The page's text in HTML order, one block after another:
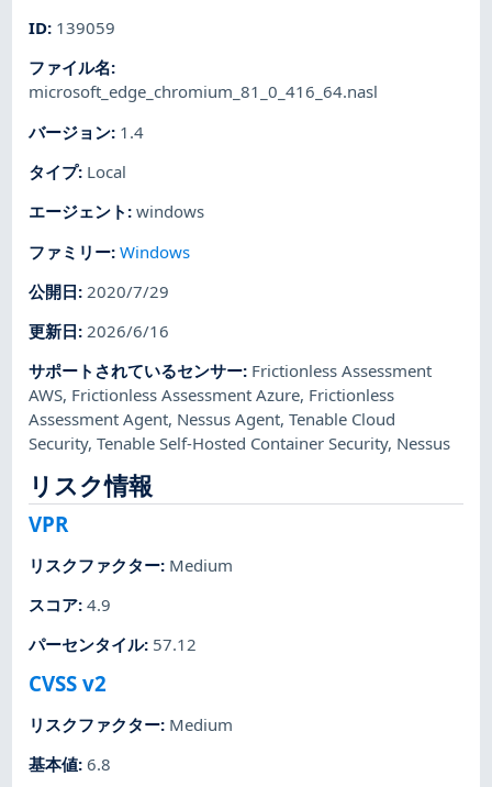
ID: 139059
ファイル名:
microsoft_edge_chromium_81_0_416_64.nasl
バージョン: 1.4
タイプ: Local
エージェント :windows
ファミリー:Windows
公開日: 2020/7/29
更新日:2026/6/16
サポートされているセンサー: Frictionless Assessment
AWS, Frictionless Assessment Azure, Frictionless
Assessment Agent, Nessus Agent,Tenable Cloud
Security,Tenable Self-Hosted Container Security, Nessus
リスク情報
VPR
リスクファクター: Medium
スコア:4.9
パーセンタイル: 57.12
CVSS v2
リスクファクター: Medium
基本値:6.8